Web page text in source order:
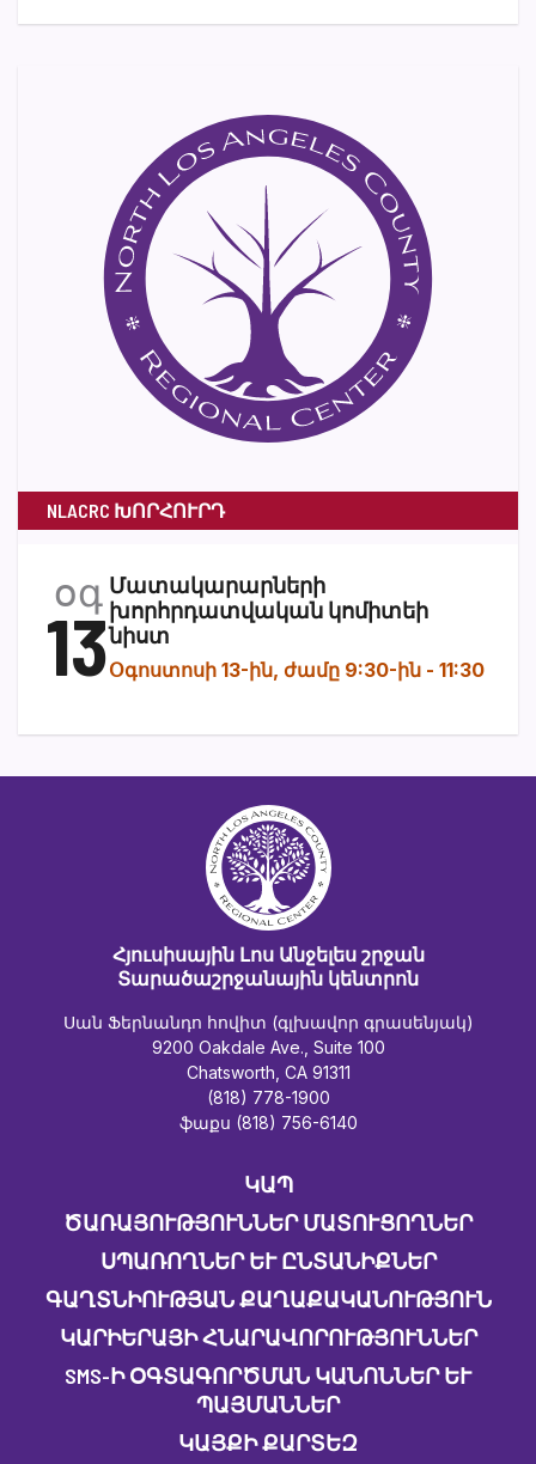
NLACRC ԽՈՐՀՈՒՐԴ
օգ
13
Մատակարարների
խորհրդատվական կոմիտեի
նիստ
Օգոստոսի 13-ին, ժամը 9:30-ին - 11:30
Հյուսիսային Լոս Անջելես շրջան
Տարածաշրջանային կենտրոն
Սան Ֆերնանդո հովիտ (գլխավոր գրասենյակ)
9200 Oakdale Ave., Suite 100
Chatsworth, CA 91311
(818) 778-1900
ֆաքս (818) 756-6140
ԿԱՊ
ԾԱՌԱՅՈՒԹՅՈՒՆՆԵՐ ՄԱՏՈՒՑՈՂՆԵՐ
ՍՊԱՌՈՂՆԵՐ ԵՒ ԸՆՏԱՆԻՔՆԵՐ
ԳԱՂՏՆԻՈՒԹՅԱՆ ՔԱՂԱՔԱԿԱՆՈՒԹՅՈՒՆ
ԿԱՐԻԵՐԱՅԻ ՀՆԱՐԱՎՈՐՈՒԹՅՈՒՆՆԵՐ
SMS-Ի ՕԳՏԱԳՈՐԾՄԱՆ ԿԱՆՈՆՆԵՐ ԵՒ Պ
ԱՅՄԱՆՆԵՐ
ԿԱՅՔԻ ՔԱՐՏԵԶ